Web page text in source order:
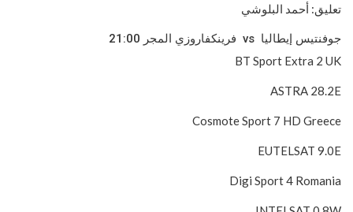
تعليق: أحمد البلوشي
جوفنتيس إيطاليا vs فرينكفاروزي المجر 21:00
BT Sport Extra 2 UK
ASTRA 28.2E
Cosmote Sport 7 HD Greece
EUTELSAT 9.0E
Digi Sport 4 Romania